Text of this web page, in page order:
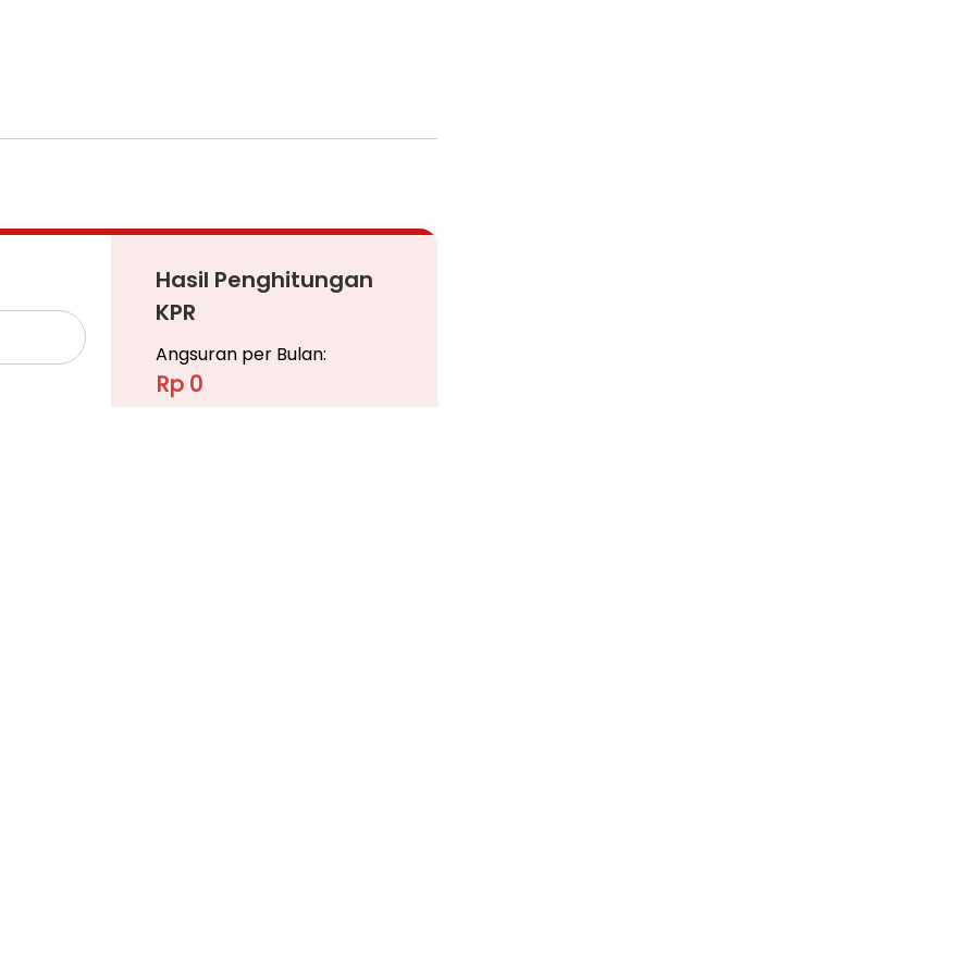
Hasil Penghitungan
KPR
Angsuran per Bulan:
Rp 0